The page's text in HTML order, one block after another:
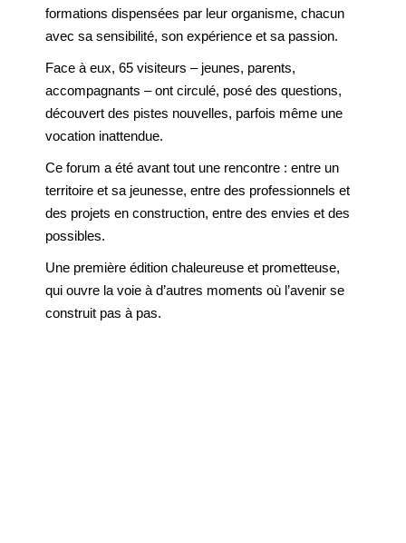
formations dispensées par leur organisme, chacun
avec sa sensibilité, son expérience et sa passion.
Face à eux, 65 visiteurs – jeunes, parents,
accompagnants – ont circulé, posé des questions,
découvert des pistes nouvelles, parfois même une
vocation inattendue.
Ce forum a été avant tout une rencontre : entre un
territoire et sa jeunesse, entre des professionnels et
des projets en construction, entre des envies et des
possibles.
Une première édition chaleureuse et prometteuse,
qui ouvre la voie à d’autres moments où l’avenir se
construit pas à pas.